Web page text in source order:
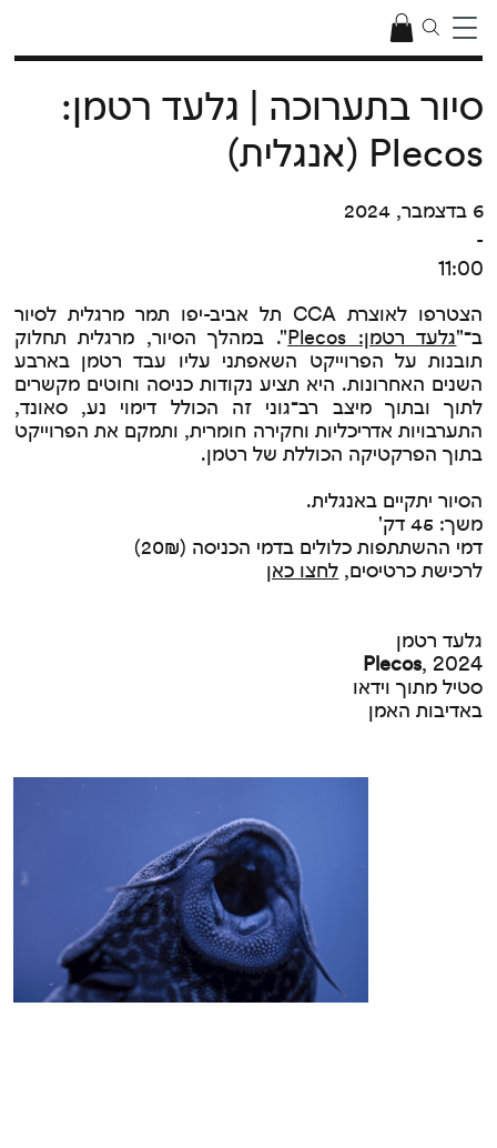
הצטרפו לאוצרת CCA תל אביב-יפו תמר מרגלית לסיור
ב־"גלעד רטמן: Plecos ". במהלך הסיור, מרגלית תחלוק
תובנות על הפרוייקט השאפתני עליו עבד רטמן בארבע
השנים האחרונות. היא תציע נקודות כניסה וחוטים מקשרים
לתוך ובתוך מיצב רב־גוני זה הכולל דימוי נע, סאונד,
התערבויות אדריכליות וחקירה חומרית, ותמקם את הפרוייקט
בתוך הפרקטיקה הכוללת של רטמן.
הסיור יתקיים באנגלית.
משך: 45 דק'
דמי ההשתתפות כלולים בדמי הכניסה (20₪)
לרכישת כרטיסים, לחצו כאן
גלעד רטמן
Plecos, 2024
סטיל מתוך וידאו
באדיבות האמן
סיור בתערוכה | גלעד רטמן:
Plecos (אנגלית)
6 בדצמבר, 2024
-
11:00